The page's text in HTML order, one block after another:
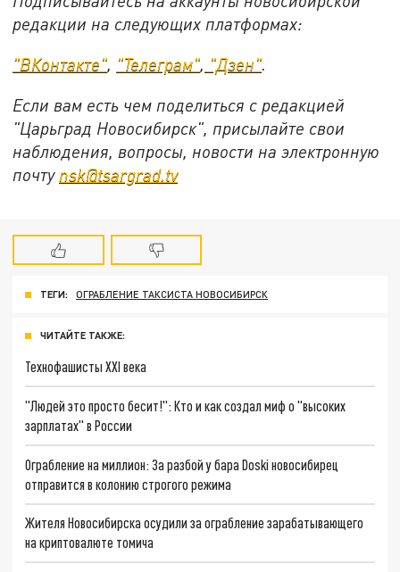
редакции на следующих платформах:
"ВКонтакте", "Телеграм", "Дзен".
Если вам есть чем поделиться с редакцией
"Царьград Новосибирск", присылайте свои
наблюдения, вопросы, новости на электронную
почту nsk@tsargrad.tv
ТЕГИ: ОГРАБЛЕНИЕ ТАКСИСТА НОВОСИБИРСК
ЧИТАЙТЕ ТАКЖЕ:
Технофашисты XXI века
"Людей это просто бесит!": Кто и как создал миф о "высоких
зарплатах" в России
Ограбление на миллион: За разбой у бара Doski новосибирец
отправится в колонию строгого режима
Жителя Новосибирска осудили за ограбление зарабатывающего
на криптовалюте томича